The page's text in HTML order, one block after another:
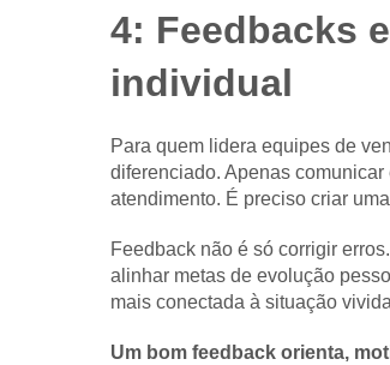
4: Feedbacks
individual
Para quem lidera equipes de
diferenciado. Apenas
atendimento. É preciso criar
Feedback não é só corrigir
alinhar metas de evolução
mais conectada à situação
Um bom feedback orienta,